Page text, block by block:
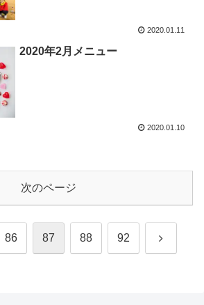
2020.01.11
2020年2月メニュー
2020.01.10
次のページ
86 87 88 92 次